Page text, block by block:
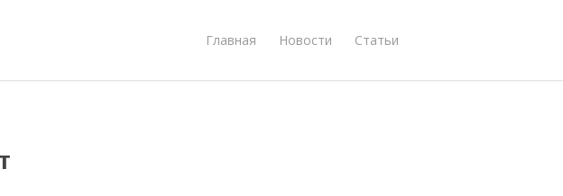
Главная Новости Статьи